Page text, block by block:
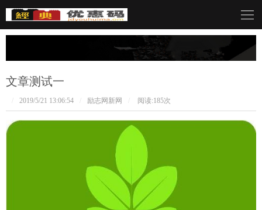
文章测试一
2019/5/21 13:06:54 励志网新网 阅读:185次